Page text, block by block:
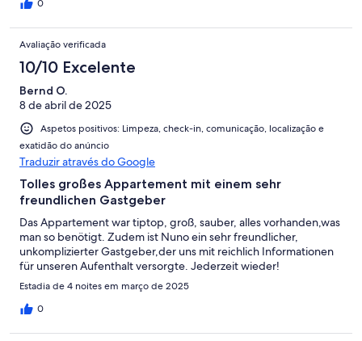
0
Avaliação verificada
10/10 Excelente
Bernd O.
8 de abril de 2025
Aspetos positivos: Limpeza, check-in, comunicação, localização e
exatidão do anúncio
Traduzir através do Google
Tolles großes Appartement mit einem sehr
freundlichen Gastgeber
Das Appartement war tiptop, groß, sauber, alles vorhanden,was
man so benötigt. Zudem ist Nuno ein sehr freundlicher,
unkomplizierter Gastgeber,der uns mit reichlich Informationen
für unseren Aufenthalt versorgte. Jederzeit wieder!
Estadia de 4 noites em março de 2025
0